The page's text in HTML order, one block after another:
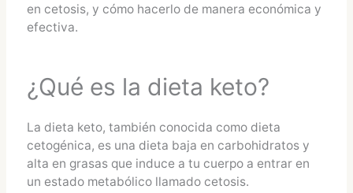
en cetosis, y cómo hacerlo de manera económica y
efectiva.
¿Qué es la dieta keto?
La dieta keto, también conocida como dieta
cetogénica, es una dieta baja en carbohidratos y
alta en grasas que induce a tu cuerpo a entrar en
un estado metabólico llamado cetosis.